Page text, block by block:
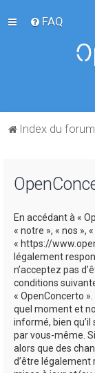
FAQ
Index du forum
En accédant à «
« notre », « nos »,
« https://
légalement
n’acceptez pas
conditions
« OpenConcerto
quel moment et
informé, bien
par vous-même.
alors que des
d’être légalement